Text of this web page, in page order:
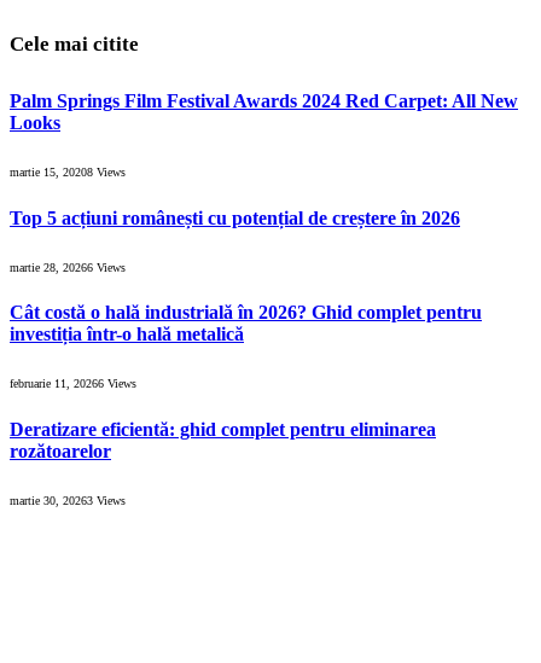
Cele mai citite
Palm Springs Film Festival Awards 2024 Red Carpet: All New
Looks
martie 15, 20208 Views
Top 5 acțiuni românești cu potențial de creștere în 2026
martie 28, 20266 Views
Cât costă o hală industrială în 2026? Ghid complet pentru
investiția într-o hală metalică
februarie 11, 20266 Views
Deratizare eficientă: ghid complet pentru eliminarea
rozătoarelor
martie 30, 20263 Views